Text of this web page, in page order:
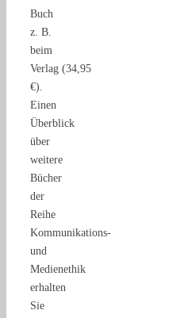
Buch
z. B.
beim
Verlag (34,95
€).
Einen
Überblick
über
weitere
Bücher
der
Reihe
Kommunikations-
und
Medienethik
erhalten
Sie